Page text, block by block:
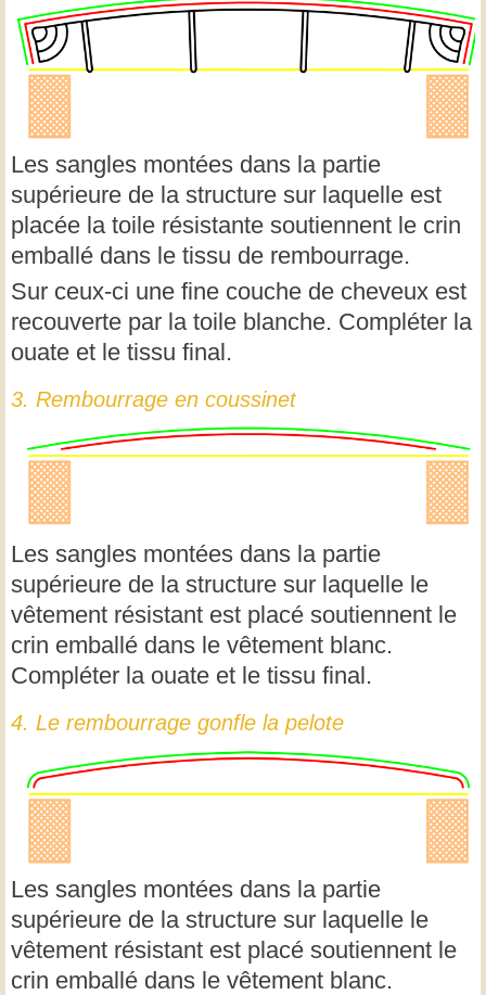
Les sangles montées dans la partie
supérieure de la structure sur laquelle est
placée la toile résistante soutiennent le crin
emballé dans le tissu de rembourrage.
Sur ceux-ci une fine couche de cheveux est
recouverte par la toile blanche. Compléter la
ouate et le tissu final.
3. Rembourrage en coussinet
Les sangles montées dans la partie
supérieure de la structure sur laquelle le
vêtement résistant est placé soutiennent le
crin emballé dans le vêtement blanc.
Compléter la ouate et le tissu final.
4. Le rembourrage gonfle la pelote
Les sangles montées dans la partie
supérieure de la structure sur laquelle le
vêtement résistant est placé soutiennent le
crin emballé dans le vêtement blanc.